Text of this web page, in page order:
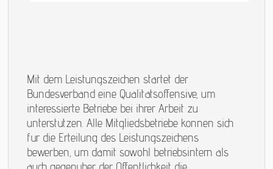
Mit dem Leistungszeichen startet der
Bundesverband eine Qualitätsoffensive, um
interessierte Betriebe bei ihrer Arbeit zu
unterstützen. Alle Mitgliedsbetriebe können sich
für die Erteilung des Leistungszeichens
bewerben, um damit sowohl betriebsintern als